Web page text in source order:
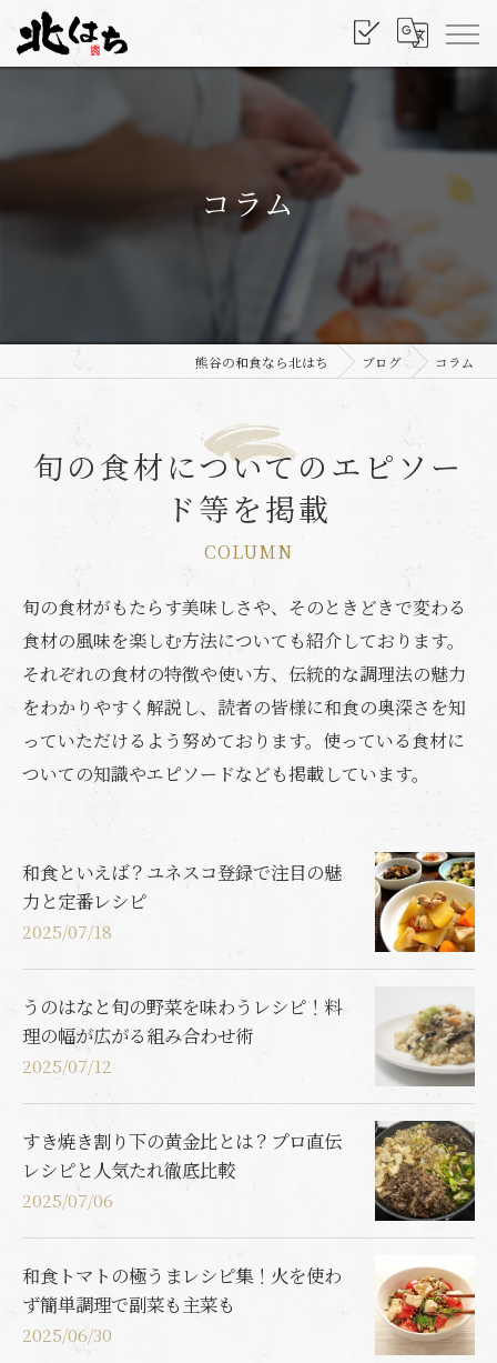
コラム
熊谷の和食なら北はち ブログ コラム
旬の食材についてのエピソー
ド等を掲載
COLUMN
旬の食材がもたらす美味しさや、そのときどきで変わる
食材の風味を楽しむ方法についても紹介しております。
それぞれの食材の特徴や使い方、伝統的な調理法の魅力
をわかりやすく解説し、読者の皆様に和食の奥深さを知
っていただけるよう努めております。使っている食材に
ついての知識やエピソードなども掲載しています。
和食といえば？ユネスコ登録で注目の魅
力と定番レシピ
2025/07/18
うのはなと旬の野菜を味わうレシピ！料
理の幅が広がる組み合わせ術
2025/07/12
すき焼き割り下の黄金比とは？プロ直伝
レシピと人気たれ徹底比較
2025/07/06
和食トマトの極うまレシピ集！火を使わ
ず簡単調理で副菜も主菜も
2025/06/30